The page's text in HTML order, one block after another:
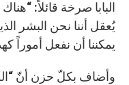
البابا صرخة قائلاً:
يُعقل أننا نحن البشر
يمكننا أن نفعل أموراً
وأضاف بكلّ حزن أنّ